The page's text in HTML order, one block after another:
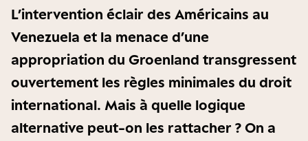
L’intervention éclair des Américains au
Venezuela et la menace d’une
appropriation du Groenland transgressent
ouvertement les règles minimales du droit
international. Mais à quelle logique
alternative peut-on les rattacher ? On a